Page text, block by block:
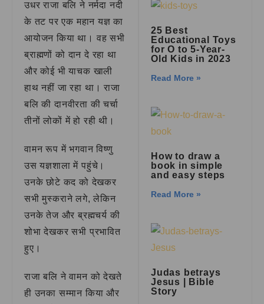
उधर राजा बलि ने नर्मदा नदी
के तट पर एक महान यज्ञ का
आयोजन किया था। वह सभी
ब्राह्मणों को दान दे रहा था
और कोई भी याचक खाली
हाथ नहीं जा रहा था। राजा
बलि की दानवीरता की चर्चा
तीनों लोकों में हो रही थी।
वामन रूप में भगवान विष्णु
उस यज्ञशाला में पहुंचे।
उनके छोटे कद को देखकर
सभी मुस्कराने लगे, लेकिन
उनके तेज और ब्रह्मचर्य की
शोभा देखकर सभी प्रभावित
हुए।
राजा बलि ने वामन को देखते
ही उनका सम्मान किया और
25 Best
Educational Toys
for O to 5-Year-
Old Kids in 2023
Read More »
How to draw a
book in simple
and easy steps
Read More »
Judas betrays
Jesus | Bible
Story